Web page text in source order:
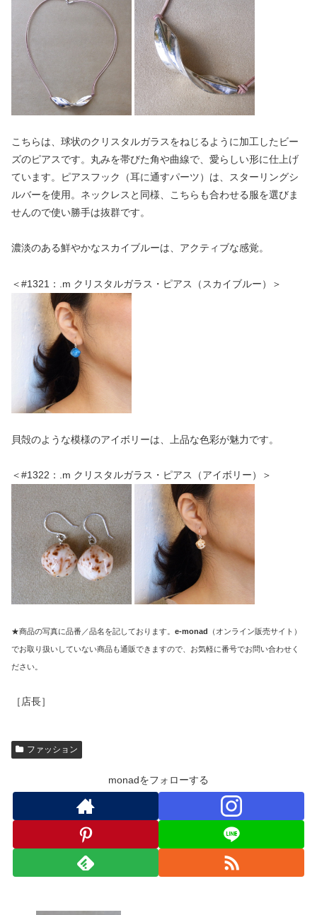
こちらは、球状のクリスタルガラスをねじるように加工したビー
ズのピアスです。丸みを帯びた角や曲線で、愛らしい形に仕上げ
ています。ピアスフック（耳に通すパーツ）は、スターリングシ
ルバーを使用。ネックレスと同様、こちらも合わせる服を選びま
せんので使い勝手は抜群です。
濃淡のある鮮やかなスカイブルーは、アクティブな感覚。
＜#1321：.m クリスタルガラス・ピアス（スカイブルー）＞
貝殻のような模様のアイボリーは、上品な色彩が魅力です。
＜#1322：.m クリスタルガラス・ピアス（アイボリー）＞
★商品の写真に品番／品名を記しております。 e-monad （オンライン販売サイト）
でお取り扱いしていない商品も通販できますので、お気軽に番号でお問い合わせく
ださい。
［店長］
ファッション
monadをフォローする